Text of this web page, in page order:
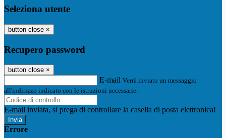
Seleziona utente
button close ×
Recupero password
button close ×
E-mail Verrà inviato un messaggio
all'indirizzo indicato con le istruzioni necessarie.
E-mail inviata, si prega di controllare la casella di posta elettronica!
Errore